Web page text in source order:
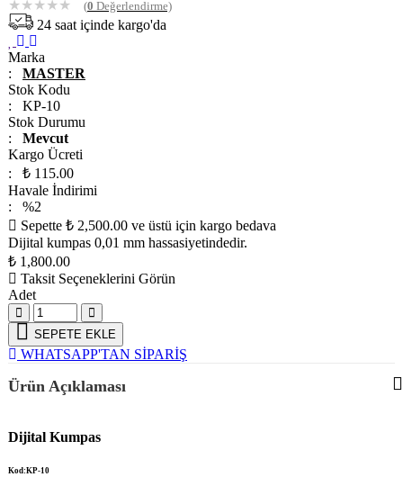
★★★★★ (0 Değerlendirme)
24 saat içinde kargo'da
Marka
: MASTER
Stok Kodu
: KP-10
Stok Durumu
: Mevcut
Kargo Ücreti
: ₺ 115.00
Havale İndirimi
: %2
Sepette ₺ 2,500.00 ve üstü için kargo bedava
Dijital kumpas 0,01 mm hassasiyetindedir.
₺ 1,800.00
Taksit Seçeneklerini Görün
Adet
SEPETE EKLE
WHATSAPP'TAN SİPARİŞ
Ürün Açıklaması
Dijital Kumpas
Kod:KP-10